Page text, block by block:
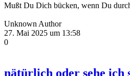
Mußt Du Dich bücken, wenn Du
Unknown Author
27. Mai 2025 um 13:58
0
nätürlich oder sehe ich